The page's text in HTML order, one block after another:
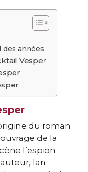
des années
Vesper
du roman
de la
l’espion
Ian